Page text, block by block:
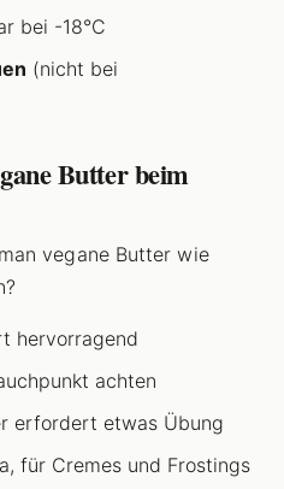
bei -18°C
(nicht bei
Butter beim
vegane Butter wie
hervorragend
achten
erfordert etwas Übung
für Cremes und Frostings